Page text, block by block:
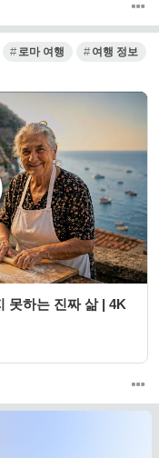
로마 여행 여행 정보
못하는 진짜 삶 | 4K